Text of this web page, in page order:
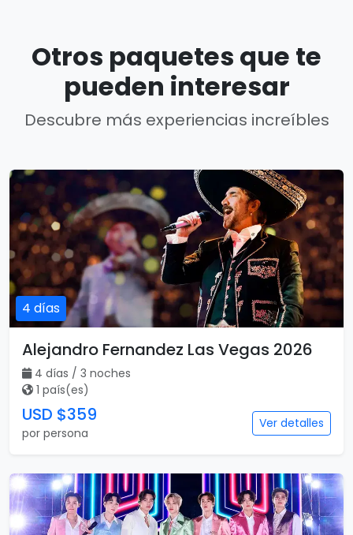
Otros paquetes que te
pueden interesar
Descubre más experiencias increíbles
4 días
Alejandro Fernandez Las Vegas 2026
4 días / 3 noches
1 país(es)
USD $359
por persona
Ver detalles